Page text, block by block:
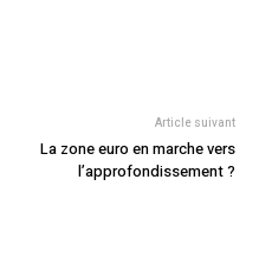
Article suivant
La zone euro en marche vers
l’approfondissement ?